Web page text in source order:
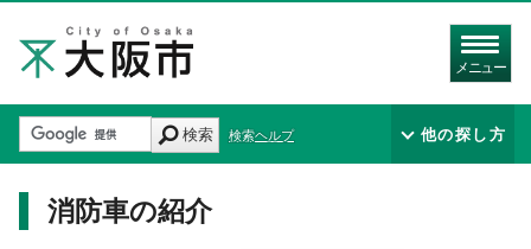
メニュー
検索 検索ヘルプ 他の探し方
消防車の紹介